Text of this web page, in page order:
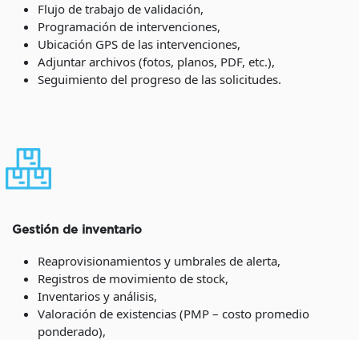
Flujo de trabajo de validación,
Programación de intervenciones,
Ubicación GPS de las intervenciones,
Adjuntar archivos (fotos, planos, PDF, etc.),
Seguimiento del progreso de las solicitudes.
Gestión de inventario
Reaprovisionamientos y umbrales de alerta,
Registros de movimiento de stock,
Inventarios y análisis,
Valoración de existencias (PMP – costo promedio
ponderado),